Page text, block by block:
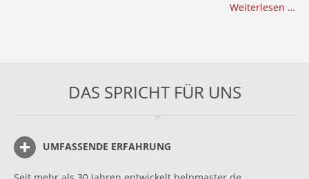
Weiterlesen …
DAS SPRICHT FÜR UNS
UMFASSENDE ERFAHRUNG